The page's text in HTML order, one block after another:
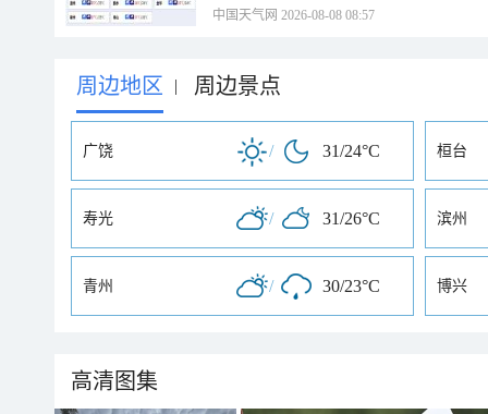
中国天气网 2026-08-08 08:57
周边地区 | 周边景点
广饶 / 31/24°C 桓台
寿光 / 31/26°C 滨州
青州 / 30/23°C 博兴
高清图集